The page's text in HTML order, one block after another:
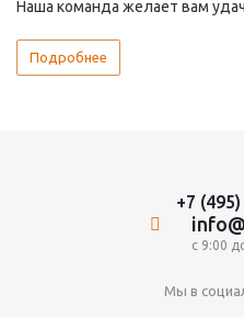
Наша команда желает вам
Подробнее
+7
с 9:00
Мы в